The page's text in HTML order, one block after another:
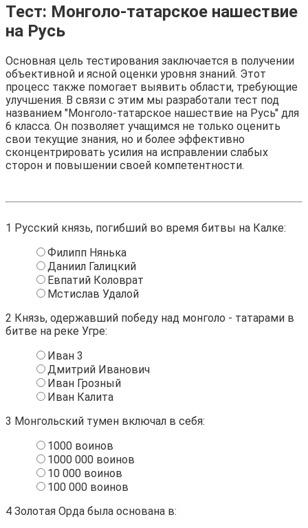
Тест: Монголо-татарское нашествие
на Русь
Основная цель тестирования заключается в получении
объективной и ясной оценки уровня знаний. Этот
процесс также помогает выявить области, требующие
улучшения. В связи с этим мы разработали тест под
названием "Монголо-татарское нашествие на Русь" для
6 класса. Он позволяет учащимся не только оценить
свои текущие знания, но и более эффективно
сконцентрировать усилия на исправлении слабых
сторон и повышении своей компетентности.
1 Русский князь, погибший во время битвы на Калке:
Филипп Нянька
Даниил Галицкий
Евпатий Коловрат
Мстислав Удалой
2 Князь, одержавший победу над монголо - татарами в
битве на реке Угре:
Иван 3
Дмитрий Иванович
Иван Грозный
Иван Калита
3 Монгольский тумен включал в себя:
1000 воинов
1000 000 воинов
10 000 воинов
100 000 воинов
4 Золотая Орда была основана в: